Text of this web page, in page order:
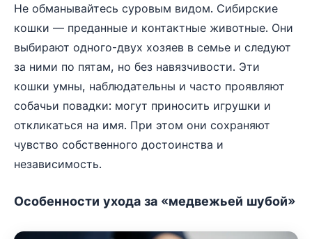
Не обманывайтесь суровым видом. Сибирские
кошки — преданные и контактные животные. Они
выбирают одного-двух хозяев в семье и следуют
за ними по пятам, но без навязчивости. Эти
кошки умны, наблюдательны и часто проявляют
собачьи повадки: могут приносить игрушки и
откликаться на имя. При этом они сохраняют
чувство собственного достоинства и
независимость.
Особенности ухода за «медвежьей шубой»